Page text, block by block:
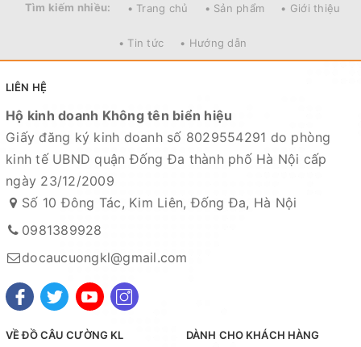
Đồ câu chính hãng, đúng thông tin mô tả và sản phẩm
đặt mua của khách hàng
Ảnh sản phẩm là cửa hàng 100% tự tay chụp nên mọi
thông tin và ảnh đều phù hợp với sản phẩm thực tế
vận chuyển, sử dụng. Chúng tôi sẽ hỗ trợ ngay cho quý
khách hàng và sẽ chịu trách nhiệm hoàn toàn để phục
vụ khách hàng tốt nhất
Fanpage :Đồ câu Cường KL
Facebook:Nguyễn An
Kênh Thương mại điện tử
- Shopee: https://shopee.vn/docaucuongkl
- Sendo:https://www.sendo.vn/shop/do-cau-cuong-kl
- Lazada:https://www.lazada.vn/shop/do-cau-cuong-
Tìm kiếm nhiều: • Trang chủ • Sản phẩm • Giới thiệu
• Tin tức • Hướng dẫn
LIÊN HỆ
Hộ kinh doanh Không tên biển hiệu
Giấy đăng ký kinh doanh số 8029554291 do phòng
kinh tế UBND quận Đống Đa thành phố Hà Nội cấp
ngày 23/12/2009
Số 10 Đông Tác, Kim Liên, Đống Đa, Hà Nội
0981389928
docaucuongkl@gmail.com
VỀ ĐỒ CÂU CƯỜNG KL DÀNH CHO KHÁCH HÀNG